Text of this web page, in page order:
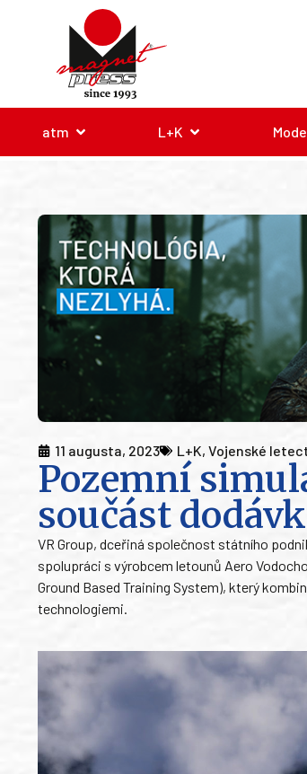
atm L+K
11 augusta, 2023 L+K, Vojenské
Pozemní
součást
VR Group, dceřiná společnost státního
spolupráci s výrobcem letounů Aero
Ground Based Training System), který
technologiemi.